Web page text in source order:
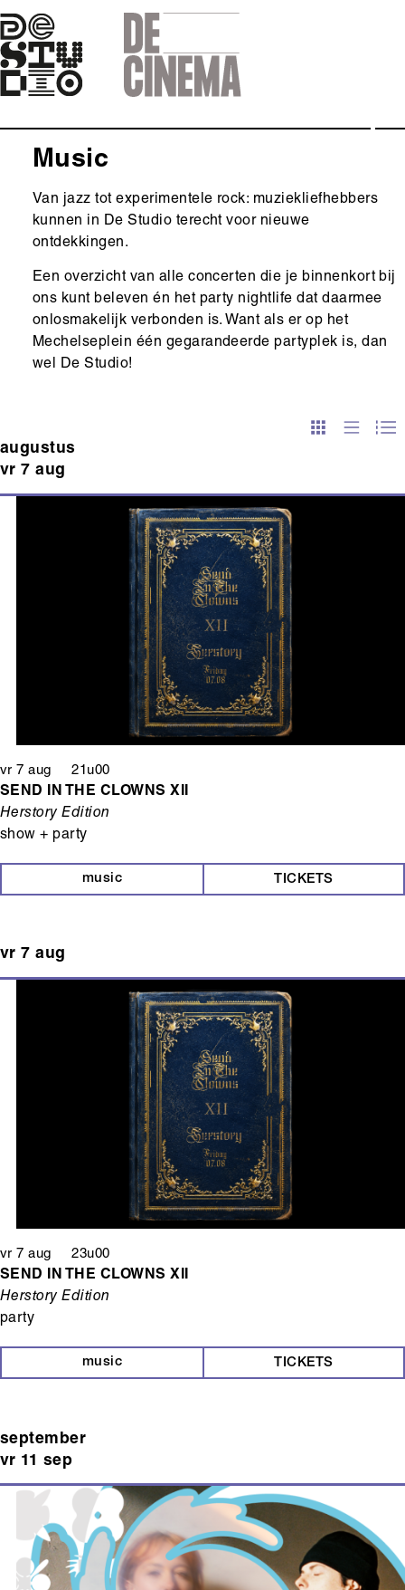
Skip
to
main
navigation
Music
Van jazz tot experimentele rock: muziekliefhebbers
kunnen in De Studio terecht voor nieuwe
ontdekkingen.
Een overzicht van alle concerten die je binnenkort bij
ons kunt beleven én het party nightlife dat daarmee
onlosmakelijk verbonden is. Want als er op het
Mechelseplein één gegarandeerde partyplek is, dan
wel De Studio!
augustus
vr 7 aug
vr 7 aug 21u00
SEND IN THE CLOWNS XII
Herstory Edition
music TICKETS
show + party
vr 7 aug
vr 7 aug 23u00
SEND IN THE CLOWNS XII
Herstory Edition
music TICKETS
party
september
vr 11 sep